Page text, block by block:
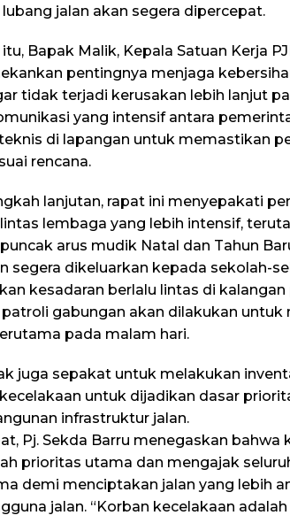
jalan akan segera dipercepat.
Bapak Malik, Kepala Satuan Kerja
pentingnya menjaga
tidak terjadi kerusakan lebih lanjut
yang intensif antara
di lapangan untuk memastikan
rencana.
lanjutan, rapat ini menyepakati
lembaga yang lebih intensif,
arus mudik Natal dan Tahun
segera dikeluarkan kepada sekolah-
kesadaran berlalu lintas di kalangan
gabungan akan dilakukan untuk
pada malam hari.
juga sepakat untuk melakukan
untuk dijadikan dasar
infrastruktur jalan.
Pj. Sekda Barru menegaskan bahwa
prioritas utama dan mengajak
demi menciptakan jalan yang lebih
jalan. “Korban kecelakaan